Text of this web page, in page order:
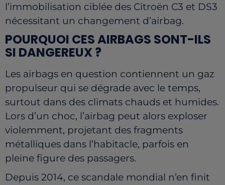
l’immobilisation ciblée des Citroën C3 et DS3
nécessitant un changement d’airbag.
POURQUOI CES AIRBAGS SONT-ILS
SI DANGEREUX ?
Les airbags en question contiennent un gaz
propulseur qui se dégrade avec le temps,
surtout dans des climats chauds et humides.
Lors d’un choc, l’airbag peut alors exploser
violemment, projetant des fragments
métalliques dans l’habitacle, parfois en
pleine figure des passagers.
Depuis 2014, ce scandale mondial n’en finit